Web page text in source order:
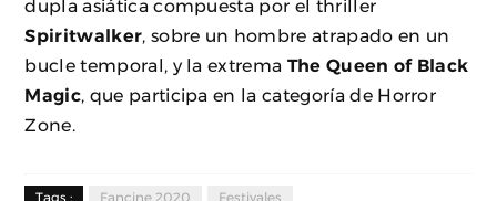
dupla asiática compuesta por el thriller
Spiritwalker , sobre un hombre atrapado en un
bucle temporal, y la extrema The Queen of Black
Magic , que participa en la categoría de Horror
Zone.
Tags : Fancine 2020 Festivales